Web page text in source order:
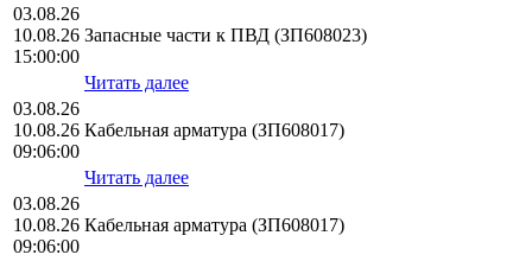
03.08.26
10.08.26
15:00:00
Запасные части к ПВД (ЗП608023)
Читать далее
03.08.26
10.08.26
09:06:00
Кабельная арматура (ЗП608017)
Читать далее
03.08.26
10.08.26
09:06:00
Кабельная арматура (ЗП608017)